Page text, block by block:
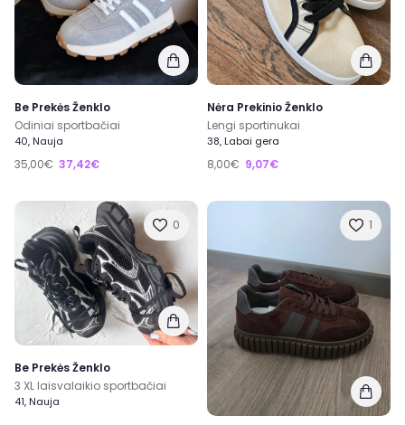
Be Prekės Ženklo
Odiniai sportbačiai
40, Nauja
35,00€ 37,42€
Nėra Prekinio Ženklo
Lengi sportinukai
38, Labai gera
8,00€ 9,07€
0
Be Prekės Ženklo
3 XL laisvalaikio sportbačiai
41, Nauja
1